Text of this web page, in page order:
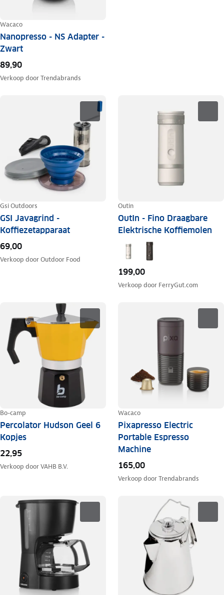
Wacaco
Nanopresso - NS Adapter -
Zwart
89,90
Verkoop doorTrendabrands
Gsi Outdoors
GSI Javagrind -
Koffiezetapparaat
69,00
Verkoop doorOutdoor Food
Outin
OutIn - Fino Draagbare
Elektrische Koffiemolen
199,00
Verkoop door FerryGut.com
Bo-camp
Percolator Hudson Geel 6
Kopjes
22,95
Verkoop doorVAHB B.V.
Wacaco
Pixapresso Electric
Portable Espresso
Machine
165,00
Verkoop doorTrendabrands